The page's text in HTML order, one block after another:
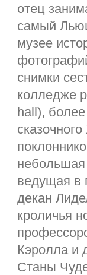
отец
самый
музее
снимки
колледже
hall),
небольшая
ведущая в
декан
кроличья
Кэролла и
Станы